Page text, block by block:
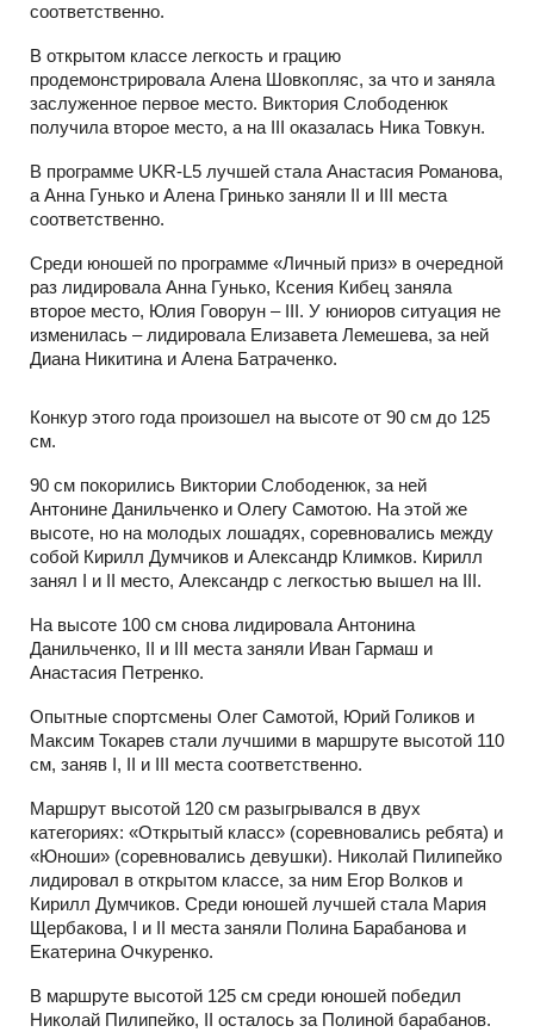
соответственно.
В открытом классе легкость и грацию
продемонстрировала Алена Шовкопляс, за что и заняла
заслуженное первое место. Виктория Слободенюк
получила второе место, а на III оказалась Ника Товкун.
В программе UKR-L5 лучшей стала Анастасия Романова,
а Анна Гунько и Алена Гринько заняли II и III места
соответственно.
Среди юношей по программе «Личный приз» в очередной
раз лидировала Анна Гунько, Ксения Кибец заняла
второе место, Юлия Говорун – III. У юниоров ситуация не
изменилась – лидировала Елизавета Лемешева, за ней
Диана Никитина и Алена Батраченко.
Конкур этого года произошел на высоте от 90 см до 125
см.
90 см покорились Виктории Слободенюк, за ней
Антонине Данильченко и Олегу Самотою. На этой же
высоте, но на молодых лошадях, соревновались между
собой Кирилл Думчиков и Александр Климков. Кирилл
занял I и II место, Александр с легкостью вышел на III.
На высоте 100 см снова лидировала Антонина
Данильченко, II и III места заняли Иван Гармаш и
Анастасия Петренко.
Опытные спортсмены Олег Самотой, Юрий Голиков и
Максим Токарев стали лучшими в маршруте высотой 110
см, заняв I, II и III места соответственно.
Маршрут высотой 120 см разыгрывался в двух
категориях: «Открытый класс» (соревновались ребята) и
«Юноши» (соревновались девушки). Николай Пилипейко
лидировал в открытом классе, за ним Егор Волков и
Кирилл Думчиков. Среди юношей лучшей стала Мария
Щербакова, I и II места заняли Полина Барабанова и
Екатерина Очкуренко.
В маршруте высотой 125 см среди юношей победил
Николай Пилипейко, II осталось за Полиной барабанов.